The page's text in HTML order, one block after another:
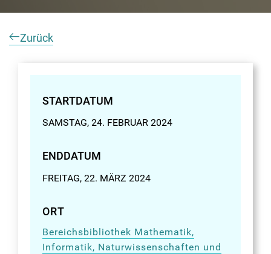
Zurück
STARTDATUM
SAMSTAG, 24. FEBRUAR 2024
ENDDATUM
FREITAG, 22. MÄRZ 2024
ORT
Bereichsbibliothek Mathematik,
Informatik, Naturwissenschaften und